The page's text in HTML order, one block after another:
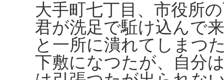
大手町七丁目、市役所
君が洗足で駈け込んで
と一所に潰れてしまつ
下敷になつたが、自分